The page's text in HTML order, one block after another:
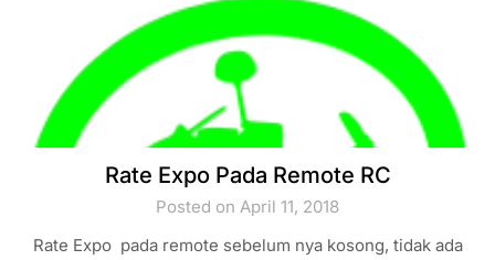
Rate Expo Pada Remote RC
Posted on April 11, 2018
Rate Expo pada remote sebelum nya kosong, tidak ada